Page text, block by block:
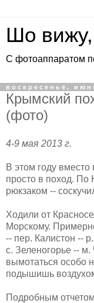
Шо
С фотоаппаратом
воскресенье,
Крымский
(фото)
4-9 мая 2013 г.
В этом году
просто в поход. По
рюкзаком --
Ходили от
Морскому.
-- пер. Калистон --
с. Зеленогорье --
вымотаться особо
подышишь
Подробным